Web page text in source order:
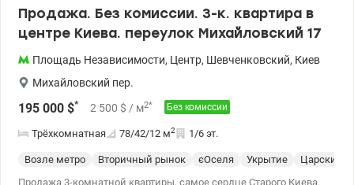
Продажа. Без комиссии. 3-к. квартира в
центре Киева. переулок Михайловский 17
Площадь Независимости, Центр, Шевченковский, Киев
Михайловский пер.
195 000 $* 2 500 $ / м2* Без комиссии
Трёхкомнатная 78/42/12 м2 1/6 эт.
Возле метро Вторичный рынок єОселя Укрытие
Царский
Продажа 3-комнатной квартиры, самое сердце Старого Киева.